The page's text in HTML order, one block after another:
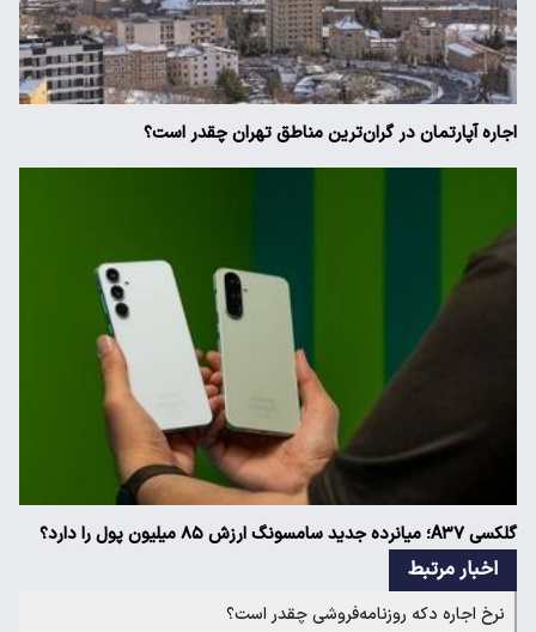
اجاره آپارتمان در گران‌ترین مناطق تهران چقدر است؟
گلکسی A۳۷؛ میانرده جدید سامسونگ ارزش ۸۵ میلیون پول را دارد؟
اخبار مرتبط
نرخ اجاره دکه روزنامه‌فروشی چقدر است؟